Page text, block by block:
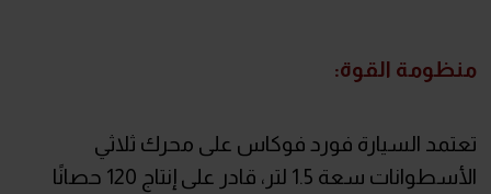
منظومة القوة:
تعتمد السيارة فورد فوكاس على محرك ثلاثي
الأسطوانات سعة 1.5 لتر، قادر على إنتاج 120 حصانًا